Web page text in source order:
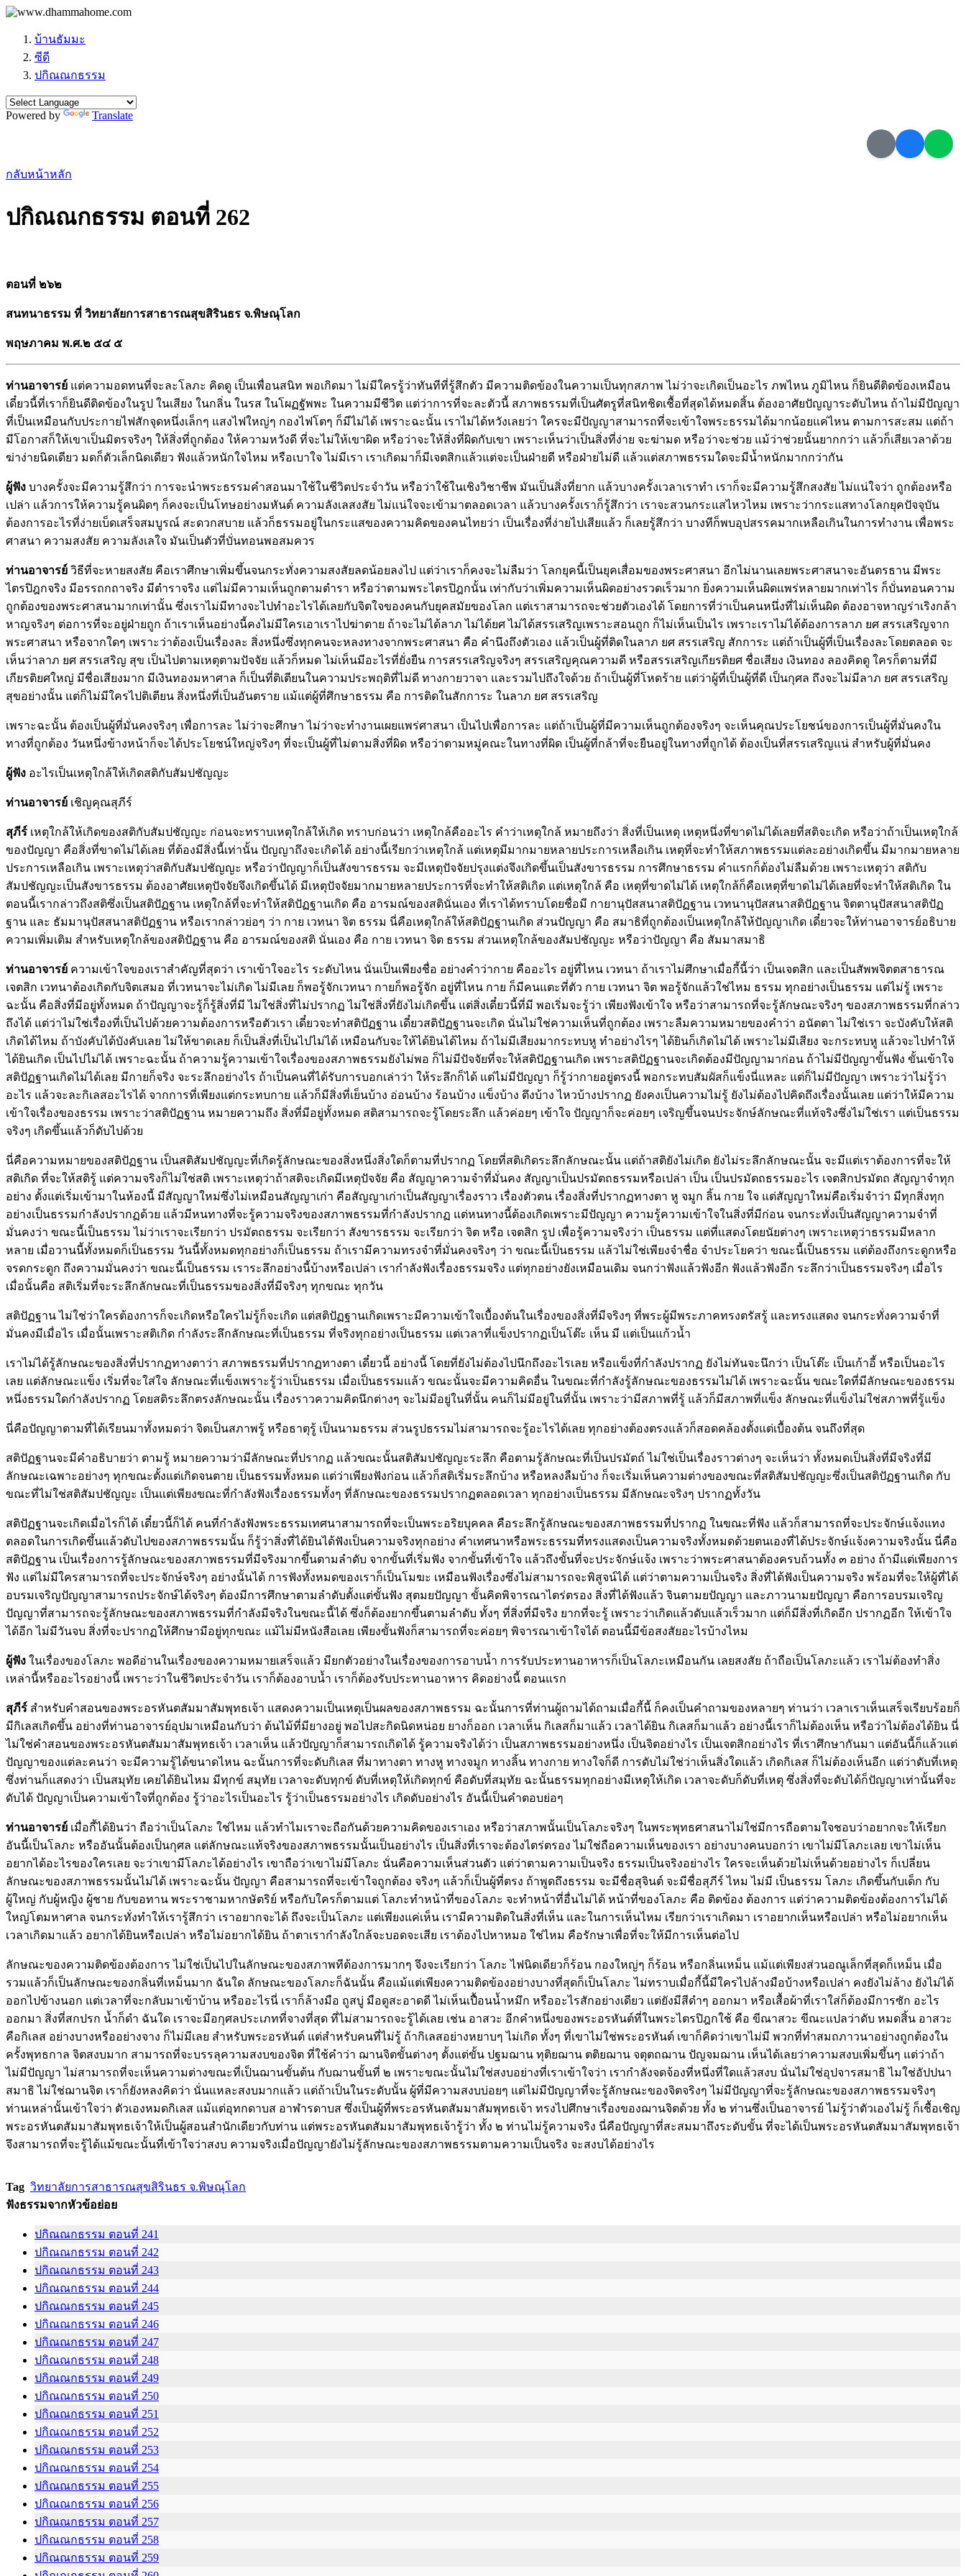
บ้านธัมมะ
ซีดี
ปกิณณกธรรม
Powered by Translate
กลับหน้าหลัก
ปกิณณกธรรม ตอนที่ 262
ตอนที่ ๒๖๒
สนทนาธรรม ที่ วิทยาลัยการสาธารณสุขสิรินธร จ.พิษณุโลก
พฤษภาคม พ.ศ.๒ ๕๔ ๕
ท่านอาจารย์ แต่ความอดทนที่จะละโลภะ คิดดู เป็นเพื่อนสนิท พอเกิดมา ไม่มีใครรู้ว่าทันทีที่รู้สึกตัว มีความติดข้องในความเป็นทุกสภาพ ไม่ว่าจะเกิดเป็นอะไร ภพไหน ภูมิไหน ก็ยินดีติดข้องเหมือน
เดี๋ยวนี้ที่เราก็ยินดีติดข้องในรูป ในเสียง ในกลิ่น ในรส ในโผฏฐัพพะ ในความมีชีวิต แต่ว่าการที่จะละตัวนี้ สภาพธรรมที่เป็นศัตรูที่สนิทชิดเชื้อที่สุดได้หมดสิ้น ต้องอาศัยปัญญาระดับไหน ถ้าไม่มีปัญญา
ที่เป็นเหมือนกับประกายไฟสักจุดหนึ่งเล็กๆ แสงไฟใหญ่ๆ กองไฟโตๆ ก็มีไม่ได้ เพราะฉะนั้น เราไม่ได้หวังเลยว่า ใครจะมีปัญญาสามารถที่จะเข้าใจพระธรรมได้มากน้อยแค่ไหน ตามการสะสม แต่ถ้า
มีโอกาสก็ให้เขาเป็นมิตรจริงๆ ให้สิ่งที่ถูกต้อง ให้ความหวังดี ที่จะไม่ให้เขาผิด หรือว่าจะให้สิ่งที่ผิดกับเขา เพราะเห็นว่าเป็นสิ่งที่ง่าย จะฆ่ามด หรือว่าจะช่วย แม้ว่าช่วยนั้นยากกว่า แล้วก็เสียเวลาด้วย
ฆ่าง่ายนิดเดียว มดก็ตัวเล็กนิดเดียว ฟังแล้วหนักใจไหม หรือเบาใจ ไม่มีเรา เราเกิดมาก็มีเจตสิกแล้วแต่จะเป็นฝ่ายดี หรือฝ่ายไม่ดี แล้วแต่สภาพธรรมใดจะมีน้ำหนักมากกว่ากัน
ผู้ฟัง บางครั้งจะมีความรู้สึกว่า การจะนำพระธรรมคำสอนมาใช้ในชีวิตประจำวัน หรือว่าใช้ในเชิงวิชาชีพ มันเป็นสิ่งที่ยาก แล้วบางครั้งเวลาเราทำ เราก็จะมีความรู้สึกสงสัย ไม่แน่ใจว่า ถูกต้องหรือ
เปล่า แล้วการให้ความรู้คนผิดๆ ก็คงจะเป็นโทษอย่างมหันต์ ความลังเลสงสัย ไม่แน่ใจจะเข้ามาตลอดเวลา แล้วบางครั้งเราก็รู้สึกว่า เราจะสวนกระแสไหวไหม เพราะว่ากระแสทางโลกยุคปัจจุบัน
ต้องการอะไรที่ง่ายเบ็ดเสร็จสมบูรณ์ สะดวกสบาย แล้วก็ธรรมอยู่ในกระแสของความคิดของคนไทยว่า เป็นเรื่องที่ง่ายไปเสียแล้ว ก็เลยรู้สึกว่า บางทีก็พบอุปสรรคมากเหลือเกินในการทำงาน เพื่อพระ
ศาสนา ความสงสัย ความลังเลใจ มันเป็นตัวที่บั่นทอนพอสมควร
ท่านอาจารย์ วิธีที่จะหายสงสัย คือเราศึกษาเพิ่มขึ้นจนกระทั่งความสงสัยลดน้อยลงไป แต่ว่าเราก็คงจะไม่ลืมว่า โลกยุคนี้เป็นยุคเสื่อมของพระศาสนา อีกไม่นานเลยพระศาสนาจะอันตรธาน มีพระ
ไตรปิฎกจริง มีอรรถกถาจริง มีตำราจริง แต่ไม่มีความเห็นถูกตามตำรา หรือว่าตามพระไตรปิฎกนั้น เท่ากับว่าเพิ่มความเห็นผิดอย่างรวดเร็วมาก ยิ่งความเห็นผิดแพร่หลายมากเท่าไร ก็บั่นทอนความ
ถูกต้องของพระศาสนามากเท่านั้น ซึ่งเราไม่มีทางจะไปทำอะไรได้เลยกับจิตใจของคนกับยุคสมัยของโลก แต่เราสามารถจะช่วยตัวเองได้ โดยการที่ว่าเป็นคนหนึ่งที่ไม่เห็นผิด ต้องอาจหาญร่าเริงกล้า
หาญจริงๆ ต่อการที่จะอยู่ฝ่ายถูก ถ้าเราเห็นอย่างนี้คงไม่มีใครเอาเราไปฆ่าตาย ถ้าจะไม่ได้ลาภ ไม่ได้ยศ ไม่ได้สรรเสริญเพราะสอนถูก ก็ไม่เห็นเป็นไร เพราะเราไม่ได้ต้องการลาภ ยศ สรรเสริญจาก
พระศาสนา หรือจากใดๆ เพราะว่าต้องเป็นเรื่องละ สิ่งหนึ่งซึ่งทุกคนจะหลงทางจากพระศาสนา คือ คำนึงถึงตัวเอง แล้วเป็นผู้ที่ติดในลาภ ยศ สรรเสริญ สักการะ แต่ถ้าเป็นผู้ที่เป็นเรื่องละโดยตลอด จะ
เห็นว่าลาภ ยศ สรรเสริญ สุข เป็นไปตามเหตุตามปัจจัย แล้วก็หมด ไม่เห็นมีอะไรที่ยั่งยืน การสรรเสริญจริงๆ สรรเสริญคุณความดี หรือสรรเสริญเกียรติยศ ชื่อเสียง เงินทอง ลองคิดดู ใครก็ตามที่มี
เกียรติยศใหญ่ มีชื่อเสียงมาก มีเงินทองมหาศาล ก็เป็นที่ติเตียนในความประพฤติที่ไม่ดี ทางกายวาจา และรวมไปถึงใจด้วย ถ้าเป็นผู้ที่โหดร้าย แต่ว่าผู้ที่เป็นผู้ที่ดี เป็นกุศล ถึงจะไม่มีลาภ ยศ สรรเสริญ
สุขอย่างนั้น แต่ก็ไม่มีใครไปติเตียน สิ่งหนึ่งที่เป็นอันตราย แม้แต่ผู้ที่ศึกษาธรรม คือ การติดในสักการะ ในลาภ ยศ สรรเสริญ
เพราะฉะนั้น ต้องเป็นผู้ที่มั่นคงจริงๆ เพื่อการละ ไม่ว่าจะศึกษา ไม่ว่าจะทำงานเผยแพร่ศาสนา เป็นไปเพื่อการละ แต่ถ้าเป็นผู้ที่มีความเห็นถูกต้องจริงๆ จะเห็นคุณประโยชน์ของการเป็นผู้ที่มั่นคงใน
ทางที่ถูกต้อง วันหนึ่งข้างหน้าก็จะได้ประโยชน์ใหญ่จริงๆ ที่จะเป็นผู้ที่ไม่ตามสิ่งที่ผิด หรือว่าตามหมู่คณะในทางที่ผิด เป็นผู้ที่กล้าที่จะยืนอยู่ในทางที่ถูกได้ ต้องเป็นที่สรรเสริญแน่ สำหรับผู้ที่มั่นคง
ผู้ฟัง อะไรเป็นเหตุใกล้ให้เกิดสติกับสัมปชัญญะ
ท่านอาจารย์ เชิญคุณสุภีร์
สุภีร์ เหตุใกล้ให้เกิดของสติกับสัมปชัญญะ ก่อนจะทราบเหตุใกล้ให้เกิด ทราบก่อนว่า เหตุใกล้คืออะไร คำว่าเหตุใกล้ หมายถึงว่า สิ่งที่เป็นเหตุ เหตุหนึ่งที่ขาดไม่ได้เลยที่สติจะเกิด หรือว่าถ้าเป็นเหตุใกล้
ของปัญญา คือสิ่งที่ขาดไม่ได้เลย ที่ต้องมีสิ่งนี้เท่านั้น ปัญญาถึงจะเกิดได้ อย่างนี้เรียกว่าเหตุใกล้ แต่เหตุมีมากมายหลายประการเหลือเกิน เหตุที่จะทำให้สภาพธรรมแต่ละอย่างเกิดขึ้น มีมากมายหลาย
ประการเหลือเกิน เพราะเหตุว่าสติกับสัมปชัญญะ หรือว่าปัญญาก็เป็นสังขารธรรม จะมีเหตุปัจจัยปรุงแต่งจึงเกิดขึ้นเป็นสังขารธรรม การศึกษาธรรม คำแรกก็ต้องไม่ลืมด้วย เพราะเหตุว่า สติกับ
สัมปชัญญะเป็นสังขารธรรม ต้องอาศัยเหตุปัจจัยจึงเกิดขึ้นได้ มีเหตุปัจจัยมากมายหลายประการที่จะทำให้สติเกิด แต่เหตุใกล้ คือ เหตุที่ขาดไม่ได้ เหตุใกล้ก็คือเหตุที่ขาดไม่ได้เลยที่จะทำให้สติเกิด ใน
ตอนนี้เรากล่าวถึงสติซึ่งเป็นสติปัฏฐาน เหตุใกล้ที่จะทำให้สติปัฏฐานเกิด คือ อารมณ์ของสตินั่นเอง ที่เราได้ทราบโดยชื่อมี กายานุปัสสนาสติปัฏฐาน เวทนานุปัสสนาสติปัฏฐาน จิตตานุปัสสนาสติปัฏ
ฐาน และ ธัมมานุปัสสนาสติปัฏฐาน หรือเรากล่าวย่อๆ ว่า กาย เวทนา จิต ธรรม นี่คือเหตุใกล้ให้สติปัฏฐานเกิด ส่วนปัญญา คือ สมาธิที่ถูกต้องเป็นเหตุใกล้ให้ปัญญาเกิด เดี๋ยวจะให้ท่านอาจารย์อธิบาย
ความเพิ่มเติม สำหรับเหตุใกล้ของสติปัฏฐาน คือ อารมณ์ของสติ นั่นเอง คือ กาย เวทนา จิต ธรรม ส่วนเหตุใกล้ของสัมปชัญญะ หรือว่าปัญญา คือ สัมมาสมาธิ
ท่านอาจารย์ ความเข้าใจของเราสำคัญที่สุดว่า เราเข้าใจอะไร ระดับไหน นั่นเป็นเพียงชื่อ อย่างคำว่ากาย คืออะไร อยู่ที่ไหน เวทนา ถ้าเราไม่ศึกษาเมื่อกี้นี้ว่า เป็นเจตสิก และเป็นสัพพจิตตสาธารณ
เจตสิก เวทนาต้องเกิดกับจิตเสมอ ที่เวทนาจะไม่เกิด ไม่มีเลย ก็พอรู้จักเวทนา กายก็พอรู้จัก อยู่ที่ไหน กาย ก็มีคนแตะที่ตัว กาย เวทนา จิต พอรู้จักแล้วใช่ไหม ธรรม ทุกอย่างเป็นธรรม แต่ไม่รู้ เพราะ
ฉะนั้น คือสิ่งที่มีอยู่ทั้งหมด ถ้าปัญญาจะรู้ก็รู้สิ่งที่มี ไม่ใช่สิ่งที่ไม่ปรากฏ ไม่ใช่สิ่งที่ยังไม่เกิดขึ้น แต่สิ่งเดี๋ยวนี้ที่มี พอเริ่มจะรู้ว่า เพียงฟังเข้าใจ หรือว่าสามารถที่จะรู้ลักษณะจริงๆ ของสภาพธรรมที่กล่าว
ถึงได้ แต่ว่าไม่ใช่เรื่องที่เป็นไปด้วยความต้องการหรือตัวเรา เดี๋ยวจะทำสติปัฏฐาน เดี๋ยวสติปัฏฐานจะเกิด นั่นไม่ใช่ความเห็นที่ถูกต้อง เพราะลืมความหมายของคำว่า อนัตตา ไม่ใช่เรา จะบังคับให้สติ
เกิดได้ไหม ถ้าบังคับได้บังคับเลย ไม่ให้ขาดเลย ก็เป็นสิ่งที่เป็นไปไม่ได้ เหมือนกับจะให้ได้ยินได้ไหม ถ้าไม่มีเสียงมากระทบหู ทำอย่างไรๆ ได้ยินก็เกิดไม่ได้ เพราะไม่มีเสียง จะกระทบหู แล้วจะไปทำให้
ได้ยินเกิด เป็นไปไม่ได้ เพราะฉะนั้น ถ้าความรู้ความเข้าใจเรื่องของสภาพธรรมยังไม่พอ ก็ไม่มีปัจจัยที่จะให้สติปัฏฐานเกิด เพราะสติปัฏฐานจะเกิดต้องมีปัญญามาก่อน ถ้าไม่มีปัญญาขั้นฟัง ขั้นเข้าใจ
สติปัฏฐานเกิดไม่ได้เลย มีกายก็จริง จะระลึกอย่างไร ถ้าเป็นคนที่ได้รับการบอกเล่าว่า ให้ระลึกก็ได้ แต่ไม่มีปัญญา ก็รู้ว่ากายอยู่ตรงนี้ พอกระทบสัมผัสก็แข็งนี่แหละ แต่ก็ไม่มีปัญญา เพราะว่าไม่รู้ว่า
อะไร แล้วจะละกิเลสอะไรได้ จากการที่เพียงแต่กระทบกาย แล้วก็มีสิ่งที่เย็นบ้าง อ่อนบ้าง ร้อนบ้าง แข็งบ้าง ตึงบ้าง ไหวบ้างปรากฏ ยังคงเป็นความไม่รู้ ยังไม่ต้องไปคิดถึงเรื่องนั้นเลย แต่ว่าให้มีความ
เข้าใจเรื่องของธรรม เพราะว่าสติปัฏฐาน หมายความถึง สิ่งที่มีอยู่ทั้งหมด สติสามารถจะรู้โดยระลึก แล้วค่อยๆ เข้าใจ ปัญญาก็จะค่อยๆ เจริญขึ้นจนประจักษ์ลักษณะที่แท้จริงซึ่งไม่ใช่เรา แต่เป็นธรรม
จริงๆ เกิดขึ้นแล้วก็ดับไปด้วย
นี่คือความหมายของสติปัฏฐาน เป็นสติสัมปชัญญะที่เกิดรู้ลักษณะของสิ่งหนึ่งสิ่งใดก็ตามที่ปรากฏ โดยที่สติเกิดระลึกลักษณะนั้น แต่ถ้าสติยังไม่เกิด ยังไม่ระลึกลักษณะนั้น จะมีแต่เราต้องการที่จะให้
สติเกิด ที่จะให้สติรู้ แต่ความจริงก็ไม่ใช่สติ เพราะเหตุว่าถ้าสติจะเกิดมีเหตุปัจจัย คือ สัญญาความจำที่มั่นคง สัญญาเป็นปรมัตถธรรมหรือเปล่า เป็น เป็นปรมัตถธรรมอะไร เจตสิกปรมัตถ สัญญาจำทุก
อย่าง ตั้งแต่เริ่มเข้ามาในห้องนี้ มีสัญญาใหม่ซึ่งไม่เหมือนสัญญาเก่า คือสัญญาเก่าเป็นสัญญาเรื่องราว เรื่องตัวตน เรื่องสิ่งที่ปรากฏทางตา หู จมูก ลิ้น กาย ใจ แต่สัญญาใหม่คือเริ่มจำว่า มีทุกสิ่งทุก
อย่างเป็นธรรมกำลังปรากฏด้วย แล้วมีหนทางที่จะรู้ความจริงของสภาพธรรมที่กำลังปรากฏ แต่หนทางนี้ต้องเกิดเพราะมีปัญญา ความรู้ความเข้าใจในสิ่งที่มีก่อน จนกระทั่งเป็นสัญญาความจำที่
มั่นคงว่า ขณะนี้เป็นธรรม ไม่ว่าเราจะเรียกว่า ปรมัตถธรรม จะเรียกว่า สังขารธรรม จะเรียกว่า จิต หรือ เจตสิก รูป เพื่อรู้ความจริงว่า เป็นธรรม แต่ที่แสดงโดยนัยต่างๆ เพราะเหตุว่าธรรมมีหลาก
หลาย เมื่อวานนี้ทั้งหมดก็เป็นธรรม วันนี้ทั้งหมดทุกอย่างก็เป็นธรรม ถ้าเรามีความทรงจำที่มั่นคงจริงๆ ว่า ขณะนี้เป็นธรรม แล้วไม่ใช่เพียงจำชื่อ จำประโยคว่า ขณะนี้เป็นธรรม แต่ต้องถึงกระดูกหรือ
จรดกระดูก ถึงความมั่นคงว่า ขณะนี้เป็นธรรม เราระลึกอย่างนี้บ้างหรือเปล่า เรากำลังฟังเรื่องธรรมจริง แต่ทุกอย่างยังเหมือนเดิม จนกว่าฟังแล้วฟังอีก ฟังแล้วฟังอีก ระลึกว่าเป็นธรรมจริงๆ เมื่อไร
เมื่อนั้นคือ สติเริ่มที่จะระลึกลักษณะที่เป็นธรรมของสิ่งที่มีจริงๆ ทุกขณะ ทุกวัน
สติปัฏฐาน ไม่ใช่ว่าใครต้องการก็จะเกิดหรือใครไม่รู้ก็จะเกิด แต่สติปัฏฐานเกิดเพราะมีความเข้าใจเบื้องต้นในเรื่องของสิ่งที่มีจริงๆ ที่พระผู้มีพระภาคทรงตรัสรู้ และทรงแสดง จนกระทั่งความจำที่
มั่นคงมีเมื่อไร เมื่อนั้นเพราะสติเกิด กำลังระลึกลักษณะที่เป็นธรรม ที่จริงทุกอย่างเป็นธรรม แต่เวลาที่แข็งปรากฏเป็นโต๊ะ เห็น มี แต่เป็นแก้วน้ำ
เราไม่ได้รู้ลักษณะของสิ่งที่ปรากฏทางตาว่า สภาพธรรมที่ปรากฏทางตา เดี๋ยวนี้ อย่างนี้ โดยที่ยังไม่ต้องไปนึกถึงอะไรเลย หรือแข็งที่กำลังปรากฏ ยังไม่ทันจะนึกว่า เป็นโต๊ะ เป็นเก้าอี้ หรือเป็นอะไร
เลย แต่ลักษณะแข็ง เริ่มที่จะใส่ใจ ลักษณะที่แข็งเพราะรู้ว่าเป็นธรรม เมื่อเป็นธรรมแล้ว ขณะนั้นจะมีความคิดอื่น ในขณะที่กำลังรู้ลักษณะของธรรมไม่ได้ เพราะฉะนั้น ขณะใดที่มีลักษณะของธรรม
หนึ่งธรรมใดกำลังปรากฏ โดยสติระลึกตรงลักษณะนั้น เรื่องราวความคิดนึกต่างๆ จะไม่มีอยู่ในที่นั้น คนก็ไม่มีอยู่ในที่นั้น เพราะว่ามีสภาพที่รู้ แล้วก็มีสภาพที่แข็ง ลักษณะที่แข็งไม่ใช่สภาพที่รู้แข็ง
นี่คือปัญญาตามที่ได้เรียนมาทั้งหมดว่า จิตเป็นสภาพรู้ หรือธาตุรู้ เป็นนามธรรม ส่วนรูปธรรมไม่สามารถจะรู้อะไรได้เลย ทุกอย่างต้องตรงแล้วก็สอดคล้องตั้งแต่เบื้องต้น จนถึงที่สุด
สติปัฏฐานจะมีคำอธิบายว่า ตามรู้ หมายความว่ามีลักษณะที่ปรากฏ แล้วขณะนั้นสติสัมปชัญญะระลึก คือตามรู้ลักษณะที่เป็นปรมัตถ์ ไม่ใช่เป็นเรื่องราวต่างๆ จะเห็นว่า ทั้งหมดเป็นสิ่งที่มีจริงที่มี
ลักษณะเฉพาะอย่างๆ ทุกขณะตั้งแต่เกิดจนตาย เป็นธรรมทั้งหมด แต่ว่าเพียงฟังก่อน แล้วก็สติเริ่มระลึกบ้าง หรือหลงลืมบ้าง ก็จะเริ่มเห็นความต่างของขณะที่สติสัมปชัญญะซึ่งเป็นสติปัฏฐานเกิด กับ
ขณะที่ไม่ใช่สติสัมปชัญญะ เป็นแต่เพียงขณะที่กำลังฟังเรื่องธรรมทั้งๆ ที่ลักษณะของธรรมปรากฏตลอดเวลา ทุกอย่างเป็นธรรม มีลักษณะจริงๆ ปรากฏทั้งวัน
สติปัฏฐานจะเกิดเมื่อไรก็ได้ เดี๋ยวนี้ก็ได้ คนที่กำลังฟังพระธรรมเทศนาสามารถที่จะเป็นพระอริยบุคคล คือระลึกรู้ลักษณะของสภาพธรรมที่ปรากฏ ในขณะที่ฟัง แล้วก็สามารถที่จะประจักษ์แจ้งแทง
ตลอดในการเกิดขึ้นแล้วดับไปของสภาพธรรมนั้น ก็รู้ว่าสิ่งที่ได้ยินได้ฟังเป็นความจริงทุกอย่าง คำเทศนาหรือพระธรรมที่ทรงแสดงเป็นความจริงทั้งหมดด้วยตนเองที่ได้ประจักษ์แจ้งความจริงนั้น นี่คือ
สติปัฏฐาน เป็นเรื่องการรู้ลักษณะของสภาพธรรมที่มีจริงมากขึ้นตามลำดับ จากขั้นที่เริ่มฟัง จากขั้นที่เข้าใจ แล้วถึงขั้นที่จะประจักษ์แจ้ง เพราะว่าพระศาสนาต้องครบถ้วนทั้ง ๓ อย่าง ถ้ามีแต่เพียงการ
ฟัง แต่ไม่มีใครสามารถที่จะประจักษ์จริงๆ อย่างนั้นได้ การฟังทั้งหมดของเราก็เป็นโมฆะ เหมือนฟังเรื่องซึ่งไม่สามารถจะพิสูจน์ได้ แต่ว่าตามความเป็นจริง สิ่งที่ได้ฟังเป็นความจริง พร้อมที่จะให้ผู้ที่ได้
อบรมเจริญปัญญาสามารถประจักษ์ได้จริงๆ ต้องมีการศึกษาตามลำดับตั้งแต่ขั้นฟัง สุตมยปัญญา ขั้นคิดพิจารณาไตร่ตรอง สิ่งที่ได้ฟังแล้ว จินตามยปัญญา และภาวนามยปัญญา คือการอบรมเจริญ
ปัญญาที่สามารถจะรู้ลักษณะของสภาพธรรมที่กำลังมีจริงในขณะนี้ได้ ซึ่งก็ต้องยากขึ้นตามลำดับ ทั้งๆ ที่สิ่งที่มีจริง ยากที่จะรู้ เพราะว่าเกิดแล้วดับแล้วเร็วมาก แต่ก็มีสิ่งที่เกิดอีก ปรากฏอีก ให้เข้าใจ
ได้อีก ไม่มีวันจบ สิ่งที่จะปรากฏให้ศึกษามีอยู่ทุกขณะ แม้ไม่มีหนังสือเลย เพียงขั้นฟังก็สามารถที่จะค่อยๆ พิจารณาเข้าใจได้ ตอนนี้มีข้อสงสัยอะไรบ้างไหม
ผู้ฟัง ในเรื่องของโลภะ พอดีอ่านในเรื่องของความหมายเสร็จแล้ว มียกตัวอย่างในเรื่องของการอาบน้ำ การรับประทานอาหารก็เป็นโลภะเหมือนกัน เลยสงสัย ถ้าถือเป็นโลภะแล้ว เราไม่ต้องทำสิ่ง
เหล่านี้หรืออะไรอย่างนี้ เพราะว่าในชีวิตประจำวัน เราก็ต้องอาบน้ำ เราก็ต้องรับประทานอาหาร คิดอย่างนี้ ตอนแรก
สุภีร์ สำหรับคำสอนของพระอรหันตสัมมาสัมพุทธเจ้า แสดงความเป็นเหตุเป็นผลของสภาพธรรม ฉะนั้นการที่ท่านผู้ถามได้ถามเมื่อกี้นี้ ก็คงเป็นคำถามของหลายๆ ท่านว่า เวลาเราเห็นเสร็จเรียบร้อยก็
มีกิเลสเกิดขึ้น อย่างที่ท่านอาจารย์อุปมาเหมือนกับว่า ต้นไม้ที่มียางอยู่ พอไปสะกิดนิดหน่อย ยางก็ออก เวลาเห็น กิเลสก็มาแล้ว เวลาได้ยิน กิเลสก็มาแล้ว อย่างนี้เราก็ไม่ต้องเห็น หรือว่าไม่ต้องได้ยิน นี่
ไม่ใช่คำสอนของพระอรหันตสัมมาสัมพุทธเจ้า เวลาเห็น แล้วปัญญาก็สามารถเกิดได้ รู้ความจริงได้ว่า เป็นสภาพธรรมอย่างหนึ่ง เป็นจิตอย่างไร เป็นเจตสิกอย่างไร ที่เราศึกษากันมา แต่อันนี้ก็แล้วแต่
ปัญญาของแต่ละคนว่า จะมีความรู้ได้ขนาดไหน ฉะนั้นการที่จะดับกิเลส ที่มาทางตา ทางหู ทางจมูก ทางลิ้น ทางกาย ทางใจก็ดี การดับไม่ใช่ว่าเห็นสิ่งใดแล้ว เกิดกิเลส ก็ไม่ต้องเห็นอีก แต่ว่าดับที่เหตุ
ซึ่งท่านก็แสดงว่า เป็นสมุทัย เคยได้ยินไหม มีทุกข์ สมุทัย เวลาจะดับทุกข์ ดับที่เหตุให้เกิดทุกข์ คือดับที่สมุทัย ฉะนั้นธรรมทุกอย่างมีเหตุให้เกิด เวลาจะดับก็ดับที่เหตุ ซึ่งสิ่งที่จะดับได้ก็ปัญญาเท่านั้นที่จะ
ดับได้ ปัญญาเป็นความเข้าใจที่ถูกต้อง รู้ว่าอะไรเป็นอะไร รู้ว่าเป็นธรรมอย่างไร เกิดดับอย่างไร อันนี้เป็นคำตอบย่อๆ
ท่านอาจารย์ เมื่อกี้ได้ยินว่า ถือว่าเป็นโลภะ ใช่ไหม แล้วทำไมเราจะถือกันด้วยความคิดของเราเอง หรือว่าสภาพนั้นเป็นโลภะจริงๆ ในพระพุทธศาสนาไม่ใช่มีการถือตามใจชอบว่าอยากจะให้เรียก
อันนี้เป็นโลภะ หรืออันนั้นต้องเป็นกุศล แต่ลักษณะแท้จริงของสภาพธรรมนั้นเป็นอย่างไร เป็นสิ่งที่เราจะต้องไตร่ตรอง ไม่ใช่ถือความเห็นของเรา อย่างบางคนบอกว่า เขาไม่มีโลภะเลย เขาไม่เห็น
อยากได้อะไรของใครเลย จะว่าเขามีโลภะได้อย่างไร เขาถือว่าเขาไม่มีโลภะ นั่นคือความเห็นส่วนตัว แต่ว่าตามความเป็นจริง ธรรมเป็นจริงอย่างไร ใครจะเห็นด้วยไม่เห็นด้วยอย่างไร ก็เปลี่ยน
ลักษณะของสภาพธรรมนั้นไม่ได้ เพราะฉะนั้น ปัญญา คือสามารถที่จะเข้าใจถูกต้อง จริงๆ แล้วก็เป็นผู้ที่ตรง ถ้าพูดถึงธรรม จะมีชื่อสุจินต์ จะมีชื่อสุภีร์ ไหม ไม่มี เป็นธรรม โลภะ เกิดขึ้นกับเด็ก กับ
ผู้ใหญ่ กับผู้หญิง ผู้ชาย กับขอทาน พระราชามหากษัตริย์ หรือกับใครก็ตามแต่ โลภะทำหน้าที่ของโลภะ จะทำหน้าที่อื่นไม่ได้ หน้าที่ของโลภะ คือ ติดข้อง ต้องการ แต่ว่าความติดข้องต้องการไม่ได้
ใหญ่โตมหาศาล จนกระทั่งทำให้เรารู้สึกว่า เราอยากจะได้ ถึงจะเป็นโลภะ แต่เพียงแค่เห็น เรามีความติดในสิ่งที่เห็น และในการเห็นไหม เรียกว่าเราเกิดมา เราอยากเห็นหรือเปล่า หรือไม่อยากเห็น
เวลาเกิดมาแล้ว อยากได้ยินหรือเปล่า หรือไม่อยากได้ยิน ถ้าตาเรากำลังใกล้จะบอดจะเสีย เราต้องไปหาหมอ ใช่ไหม คือรักษาเพื่อที่จะให้มีการเห็นต่อไป
ลักษณะของความติดข้องต้องการ ไม่ใช่เป็นไปในลักษณะของสภาพทีต้องการมากๆ จึงจะเรียกว่า โลภะ ไฟนิดเดียวก็ร้อน กองใหญ่ๆ ก็ร้อน หรือกลิ่นเหม็น แม้แต่เพียงส่วนอณูเล็กที่สุดก็เหม็น เมื่อ
รวมแล้วก็เป็นลักษณะของกลิ่นที่เหม็นมาก ฉันใด ลักษณะของโลภะก็ฉันนั้น คือแม้แต่เพียงความติดข้องอย่างบางที่สุดก็เป็นโลภะ ไม่ทราบเมื่อกี้นี้มีใครไปล้างมือบ้างหรือเปล่า คงยังไม่ล้าง ยังไม่ได้
ออกไปข้างนอก แต่เวลาที่จะกลับมาเข้าบ้าน หรืออะไรนี่ เราก็ล้างมือ ถูสบู่ มือดูสะอาดดี ไม่เห็นเปื้อนน้ำหมึก หรืออะไรสักอย่างเดียว แต่ยังมีสีดำๆ ออกมา หรือเสื้อผ้าที่เราใส่ก็ต้องมีการซัก อะไร
ออกมา สิ่งที่สกปรก น้ำก็ดำ ฉันใด เราจะมีอกุศลประเภทที่จางที่สุด ที่ไม่สามารถจะรู้ได้เลย เช่น อาสวะ อีกคำหนึ่งของพระอรหันต์ที่ในพระไตรปิฎกใช้ คือ ขีณาสวะ ขีณะแปลว่าดับ หมดสิ้น อาสวะ
คือกิเลส อย่างบางหรืออย่างจาง ก็ไม่มีเลย สำหรับพระอรหันต์ แต่สำหรับคนที่ไม่รู้ ถ้ากิเลสอย่างหยาบๆ ไม่เกิด ทั้งๆ ที่เขาไม่ใช่พระอรหันต์ เขาก็คิดว่าเขาไม่มี พวกที่ทำสมถภาวนาอย่างถูกต้องใน
ครั้งพุทธกาล จิตสงบมาก สามารถที่จะบรรลุความสงบของจิต ที่ใช้คำว่า ฌานจิตขั้นต่างๆ ตั้งแต่ขั้น ปฐมฌาน ทุติยฌาน ตติยฌาน จตุตถฌาน ปัญจมฌาน เห็นได้เลยว่าความสงบเพิ่มขึ้นๆ แต่ว่าถ้า
ไม่มีปัญญา ไม่สามารถที่จะเห็นความต่างขณะที่เป็นฌานขั้นต้น กับฌานขั้นที่ ๒ เพราะขณะนั้นไม่ใช่สงบอย่างที่เราเข้าใจว่า เรากำลังจดจ้องที่หนึ่งที่ใดแล้วสงบ นั่นไม่ใช่อุปจารสมาธิ ไมใช่อัปปนา
สมาธิ ไม่ใช่ฌานจิต เราก็ยังหลงคิดว่า นั่นแหละสงบมากแล้ว แต่ถ้าเป็นในระดับนั้น ผู้ที่มีความสงบบ่อยๆ แต่ไม่มีปัญญาที่จะรู้ลักษณะของจิตจริงๆ ไม่มีปัญญาที่จะรู้ลักษณะของสภาพธรรมจริงๆ
ท่านเหล่านั้นเข้าใจว่า ตัวเองหมดกิเลส แม้แต่อุทกดาบส อาฬารดาบส ซึ่งเป็นผู้ที่พระอรหันตสัมมาสัมพุทธเจ้า ทรงไปศึกษาเรื่องของฌานจิตด้วย ทั้ง ๒ ท่านซึ่งเป็นอาจารย์ ไม่รู้ว่าตัวเองไม่รู้ ก็เชื้อเชิญ
พระอรหันตสัมมาสัมพุทธเจ้าให้เป็นผู้สอนสำนักเดียวกับท่าน แต่พระอรหันตสัมมาสัมพุทธเจ้ารู้ว่า ทั้ง ๒ ท่านไม่รู้ความจริง นี่คือปัญญาที่สะสมมาถึงระดับขั้น ที่จะได้เป็นพระอรหันตสัมมาสัมพุทธเจ้า
จึงสามารถที่จะรู้ได้แม้ขณะนั้นที่เข้าใจว่าสงบ ความจริงเมื่อปัญญายังไม่รู้ลักษณะของสภาพธรรมตามความเป็นจริง จะสงบได้อย่างไร
Tag วิทยาลัยการสาธารณสุขสิรินธร จ.พิษณุโลก
ฟังธรรมจากหัวข้อย่อย
ปกิณณกธรรม ตอนที่ 241
ปกิณณกธรรม ตอนที่ 242
ปกิณณกธรรม ตอนที่ 243
ปกิณณกธรรม ตอนที่ 244
ปกิณณกธรรม ตอนที่ 245
ปกิณณกธรรม ตอนที่ 246
ปกิณณกธรรม ตอนที่ 247
ปกิณณกธรรม ตอนที่ 248
ปกิณณกธรรม ตอนที่ 249
ปกิณณกธรรม ตอนที่ 250
ปกิณณกธรรม ตอนที่ 251
ปกิณณกธรรม ตอนที่ 252
ปกิณณกธรรม ตอนที่ 253
ปกิณณกธรรม ตอนที่ 254
ปกิณณกธรรม ตอนที่ 255
ปกิณณกธรรม ตอนที่ 256
ปกิณณกธรรม ตอนที่ 257
ปกิณณกธรรม ตอนที่ 258
ปกิณณกธรรม ตอนที่ 259